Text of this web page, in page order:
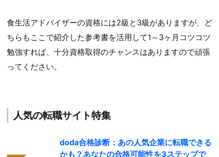
食生活アドバイザーの資格には2級と3級がありますが、ど
ちらもここで紹介した参考書を活用して1～3ヶ月コツコツ
勉強すれば、十分資格取得のチャンスはありますので頑張
ってください。
人気の転職サイト特集
doda合格診断：あの人気企業に転職できる
かも？あなたの合格可能性を3ステップで